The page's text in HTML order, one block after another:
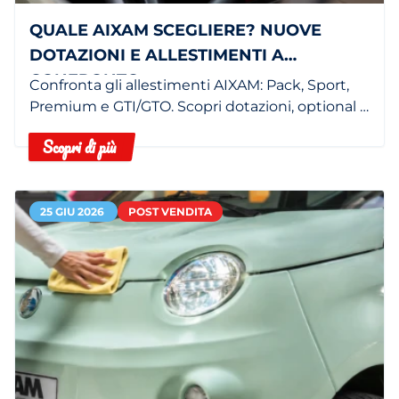
QUALE AIXAM SCEGLIERE? NUOVE
DOTAZIONI E ALLESTIMENTI A
CONFRONTO
Confronta gli allestimenti AIXAM: Pack, Sport,
Premium e GTI/GTO. Scopri dotazioni, optional e
Scopri di più
25 GIU 2026 POST VENDITA